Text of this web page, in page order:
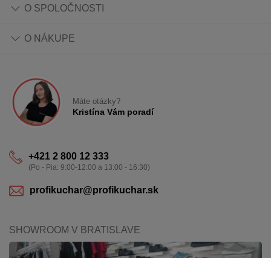
O SPOLOČNOSTI
O NÁKUPE
Máte otázky?
Kristína Vám poradí
+421 2 800 12 333
(Po - Pia: 9:00-12:00 a 13:00 - 16:30)
profikuchar@profikuchar.sk
SHOWROOM V BRATISLAVE